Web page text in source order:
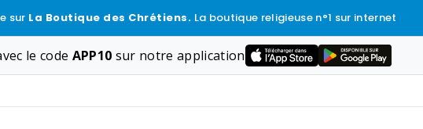
sur La Boutique des Chrétiens. La boutique religieuse n°1 sur internet
le code APP10 sur notre application